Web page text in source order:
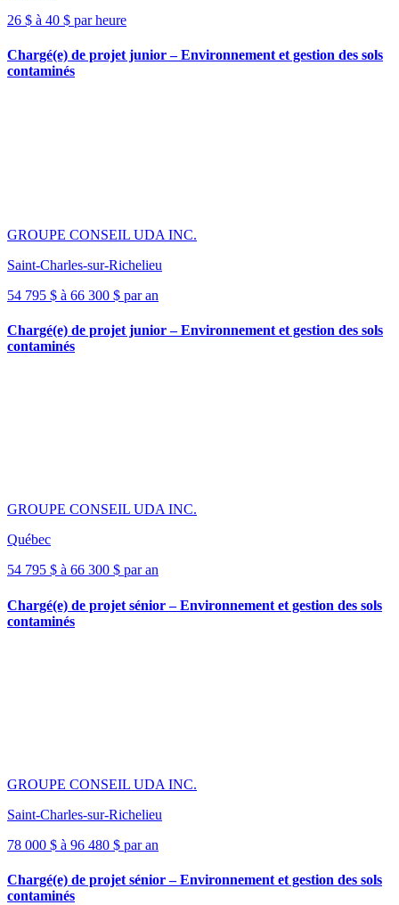
26 $ à 40 $ par heure
Chargé(e) de projet junior – Environnement et gestion des sols
contaminés
GROUPE CONSEIL UDA INC.
Saint-Charles-sur-Richelieu
54 795 $ à 66 300 $ par an
Chargé(e) de projet junior – Environnement et gestion des sols
contaminés
GROUPE CONSEIL UDA INC.
Québec
54 795 $ à 66 300 $ par an
Chargé(e) de projet sénior – Environnement et gestion des sols
contaminés
GROUPE CONSEIL UDA INC.
Saint-Charles-sur-Richelieu
78 000 $ à 96 480 $ par an
Chargé(e) de projet sénior – Environnement et gestion des sols
contaminés